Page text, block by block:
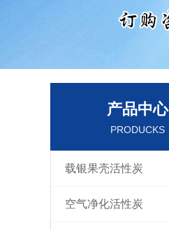
产品中心
PRODUCKS
载银果壳活性炭
空气净化活性炭